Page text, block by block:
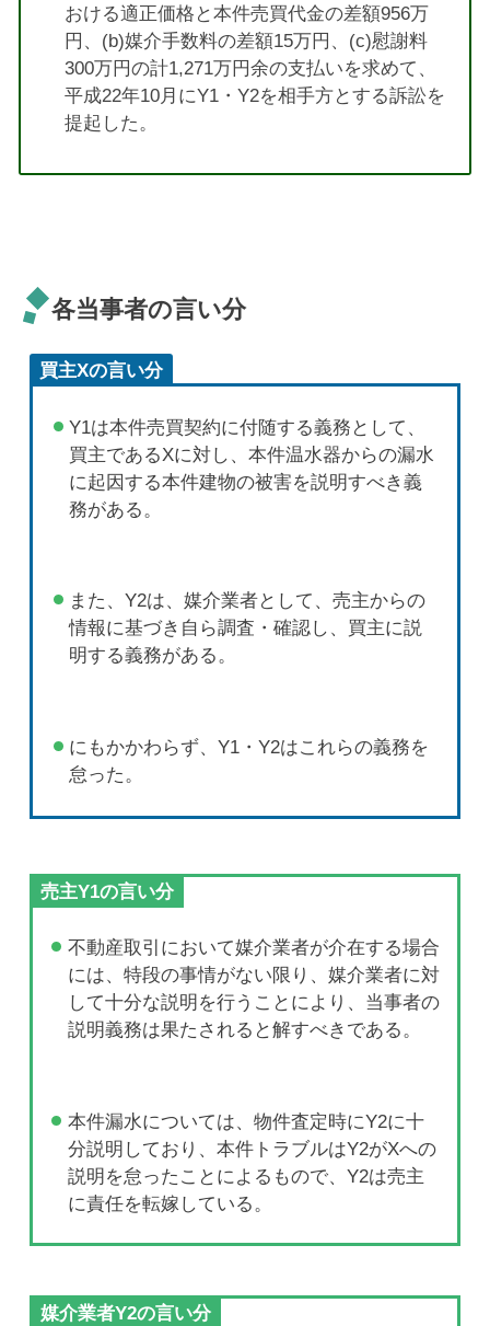
おける適正価格と本件売買代金の差額956万
円、(b)媒介手数料の差額15万円、(c)慰謝料
300万円の計1,271万円余の支払いを求めて、
平成22年10月にY1・Y2を相手方とする訴訟を
提起した。
各当事者の言い分
買主Xの言い分
Y1は本件売買契約に付随する義務として、
買主であるXに対し、本件温水器からの漏水
に起因する本件建物の被害を説明すべき義
務がある。
また、Y2は、媒介業者として、売主からの
情報に基づき自ら調査・確認し、買主に説
明する義務がある。
にもかかわらず、Y1・Y2はこれらの義務を
怠った。
売主Y1の言い分
不動産取引において媒介業者が介在する場合
には、特段の事情がない限り、媒介業者に対
して十分な説明を行うことにより、当事者の
説明義務は果たされると解すべきである。
本件漏水については、物件査定時にY2に十
分説明しており、本件トラブルはY2がXへの
説明を怠ったことによるもので、Y2は売主
に責任を転嫁している。
媒介業者Y2の言い分